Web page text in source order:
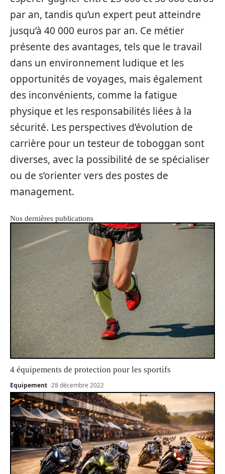
par an, tandis qu’un expert peut atteindre
jusqu’à 40 000 euros par an. Ce métier
présente des avantages, tels que le travail
dans un environnement ludique et les
opportunités de voyages, mais également
des inconvénients, comme la fatigue
physique et les responsabilités liées à la
sécurité. Les perspectives d’évolution de
carrière pour un testeur de toboggan sont
diverses, avec la possibilité de se spécialiser
ou de s’orienter vers des postes de
management.
Nos dernières publications
4 équipements de protection pour les sportifs
Equipement 28 décembre 2022